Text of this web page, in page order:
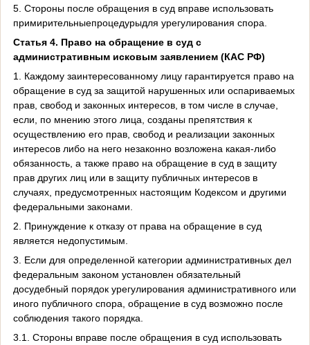
5. Стороны после обращения в суд вправе использовать
примирительныепроцедурыдля урегулирования спора.
Статья 4. Право на обращение в суд с
административным исковым заявлением (КАС РФ)
1. Каждому заинтересованному лицу гарантируется право на
обращение в суд за защитой нарушенных или оспариваемых
прав, свобод и законных интересов, в том числе в случае,
если, по мнению этого лица, созданы препятствия к
осуществлению его прав, свобод и реализации законных
интересов либо на него незаконно возложена какая-либо
обязанность, а также право на обращение в суд в защиту
прав других лиц или в защиту публичных интересов в
случаях, предусмотренных настоящим Кодексом и другими
федеральными законами.
2. Принуждение к отказу от права на обращение в суд
является недопустимым.
3. Если для определенной категории административных дел
федеральным законом установлен обязательный
досудебный порядок урегулирования административного или
иного публичного спора, обращение в суд возможно после
соблюдения такого порядка.
3.1. Стороны вправе после обращения в суд использовать